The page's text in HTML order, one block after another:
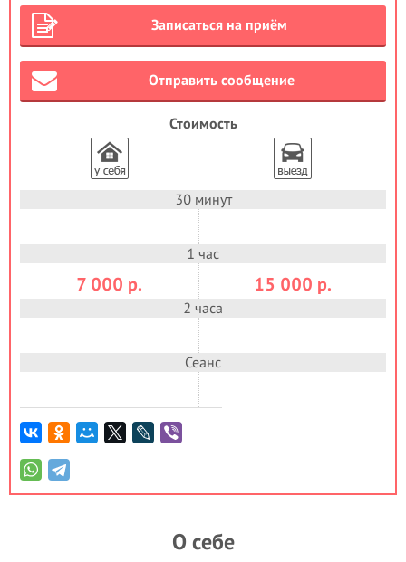
Записаться на приём
Отправить сообщение
Стоимость
30 минут
1 час
7 000 р. 15 000 р.
2 часа
Сеанс
О себе